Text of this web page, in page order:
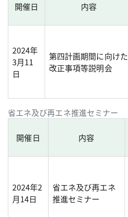
開催日 内容
2024年
3月11
日
第四計画期間に向けた
改正事項等説明会
省エネ及び再エネ推進セミナー
開催日 内容
2024年2
月14日
省エネ及び再エネ
推進セミナー